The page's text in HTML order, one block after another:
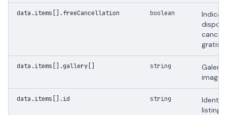
data.items[].freeCancellation boolean
Indica
gratis.
data.items[].gallery[] string
Galeria
data.items[].id string
listing